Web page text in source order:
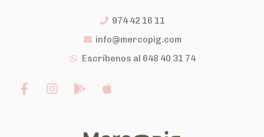
974 42 16 11
info@mercopig.com
Escríbenos al 648 40 31 74